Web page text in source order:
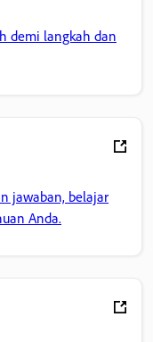
demi langkah dan
jawaban, belajar
Anda.